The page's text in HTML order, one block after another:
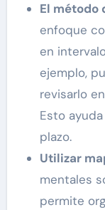
El método
enfoque
en
ejemplo,
revisarlo
Esto
plazo.
Utilizar
mentales
permite